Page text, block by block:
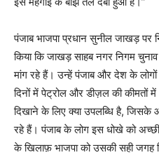
पंजाब भाजपा प्रधान सुनील जाखड़ पर
किया कि जाखड़ साहब नगर निगम
मांग रहे हैं। उन्हें पंजाब और देश के
दिनों में पेट्रोल और डीज़ल की कीमतों
दिखाने के लिए क्या उपलब्धि है, जिसके
रहे हैं। पंजाब के लोग इस धोखे को
के खिलाफ़ भाजपा को उसकी सही जगह